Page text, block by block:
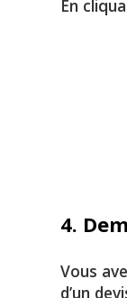
En
4.
Vous
d’un